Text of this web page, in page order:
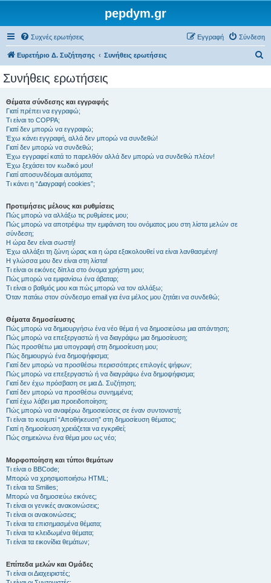
pepdym.gr
Συχνές ερωτήσεις Σύνδεση
Εγγραφή
Ευρετήριο Δ. Συζήτησης Συνήθεις ερωτήσεις
Συνήθεις ερωτήσεις
Θέματα σύνδεσης και εγγραφής
Γιατί πρέπει να εγγραφώ;
Τι είναι το COPPA;
Γιατί δεν μπορώ να εγγραφώ;
Έχω κάνει εγγραφή, αλλά δεν μπορώ να συνδεθώ!
Γιατί δεν μπορώ να συνδεθώ;
Έχω εγγραφεί κατά το παρελθόν αλλά δεν μπορώ να συνδεθώ πλέον!
Έχω ξεχάσει τον κωδικό μου!
Γιατί αποσυνδέομαι αυτόματα;
Τι κάνει η “Διαγραφή cookies”;
Προτιμήσεις μέλους και ρυθμίσεις
Πώς μπορώ να αλλάξω τις ρυθμίσεις μου;
Πώς μπορώ να αποτρέψω την εμφάνιση του ονόματος μου στη λίστα μελών σε
σύνδεση;
Η ώρα δεν είναι σωστή!
Έχω αλλάξει τη ζώνη ώρας και η ώρα εξακολουθεί να είναι λανθασμένη!
Η γλώσσα μου δεν είναι στη λίστα!
Τι είναι οι εικόνες δίπλα στο όνομα χρήστη μου;
Πώς μπορώ να εμφανίσω ένα άβαταρ;
Τι είναι ο βαθμός μου και πώς μπορώ να τον αλλάξω;
Όταν πατάω στον σύνδεσμο email για ένα μέλος μου ζητάει να συνδεθώ;
Θέματα δημοσίευσης
Πώς μπορώ να δημιουργήσω ένα νέο θέμα ή να δημοσιεύσω μια απάντηση;
Πώς μπορώ να επεξεργαστώ ή να διαγράψω μια δημοσίευση;
Πώς προσθέτω μια υπογραφή στη δημοσίευση μου;
Πώς δημιουργώ ένα δημοψήφισμα;
Γιατί δεν μπορώ να προσθέσω περισσότερες επιλογές ψήφων;
Πώς μπορώ να επεξεργαστώ ή να διαγράψω ένα δημοψήφισμα;
Γιατί δεν έχω πρόσβαση σε μια Δ. Συζήτηση;
Γιατί δεν μπορώ να προσθέσω συνημμένα;
Γιατί έχω λάβει μια προειδοποίηση;
Πώς μπορώ να αναφέρω δημοσιεύσεις σε έναν συντονιστή;
Τι είναι το κουμπί “Αποθήκευση” στη δημοσίευση θέματος;
Γιατί η δημοσίευση χρειάζεται να εγκριθεί;
Πώς σημειώνω ένα θέμα μου ως νέο;
Μορφοποίηση και τύποι θεμάτων
Τι είναι ο BBCode;
Μπορώ να χρησιμοποιήσω HTML;
Τι είναι τα Smilies;
Μπορώ να δημοσιεύω εικόνες;
Τι είναι οι γενικές ανακοινώσεις;
Τι είναι οι ανακοινώσεις;
Τι είναι τα επισημασμένα θέματα;
Τι είναι τα κλειδωμένα θέματα;
Τι είναι τα εικονίδια θεμάτων;
Επίπεδα μελών και Ομάδες
Τι είναι οι Διαχειριστές;